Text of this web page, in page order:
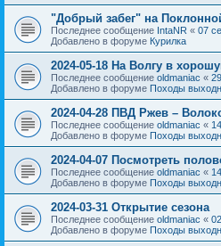
"Добрый забег" на
Последнее сообщение IntaNR « 07
Добавлено в форуме Курилка
2024-05-18 На Волгу в
Последнее сообщение oldmaniac «
Добавлено в форуме Походы
2024-04-28 ПВД Ржев –
Последнее сообщение oldmaniac «
Добавлено в форуме Походы
2024-04-07 Посмотреть
Последнее сообщение oldmaniac «
Добавлено в форуме Походы
2024-03-31 Открытие сезона
Последнее сообщение oldmaniac «
Добавлено в форуме Походы